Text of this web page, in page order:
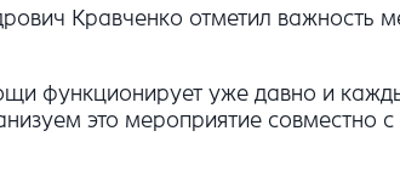
Кравченко отметил важность
функционирует уже давно и
это мероприятие